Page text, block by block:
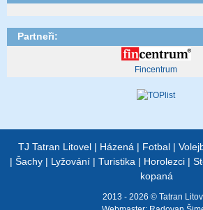
Partneři:
Fincentrum
TJ Tatran Litovel | Házená | Fotbal |
| Šachy| Lyžování| Turistika | Horolezci|
kopaná
2013 - 2026 © Tatran